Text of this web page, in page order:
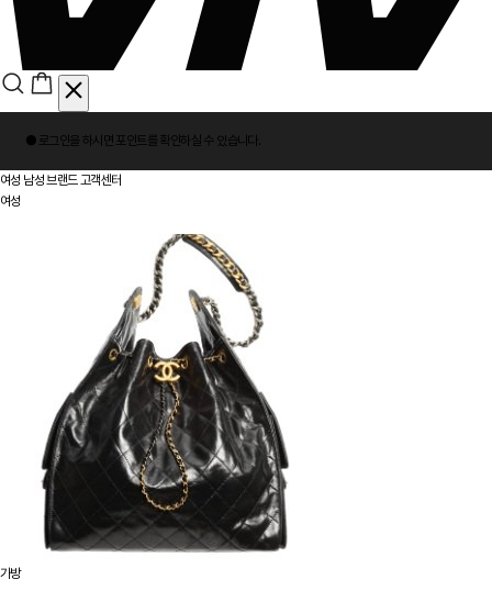
그
인
● 로그인을 하시면 포인트 를 확인하실 수 있습니다.
여성 남성 브랜드 고객센터
여성
가방